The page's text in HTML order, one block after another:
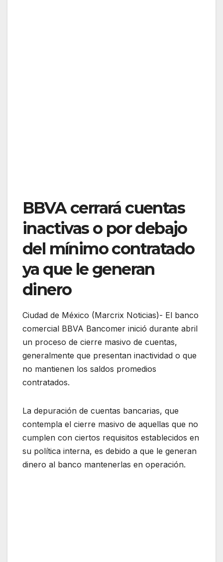
BBVA cerrará cuentas
inactivas o por debajo
del mínimo contratado
ya que le generan
dinero
Ciudad de México (Marcrix Noticias)- El banco
comercial BBVA Bancomer inició durante abril
un proceso de cierre masivo de cuentas,
generalmente que presentan inactividad o que
no mantienen los saldos promedios
contratados.
La depuración de cuentas bancarias, que
contempla el cierre masivo de aquellas que no
cumplen con ciertos requisitos establecidos en
su política interna, es debido a que le generan
dinero al banco mantenerlas en operación.